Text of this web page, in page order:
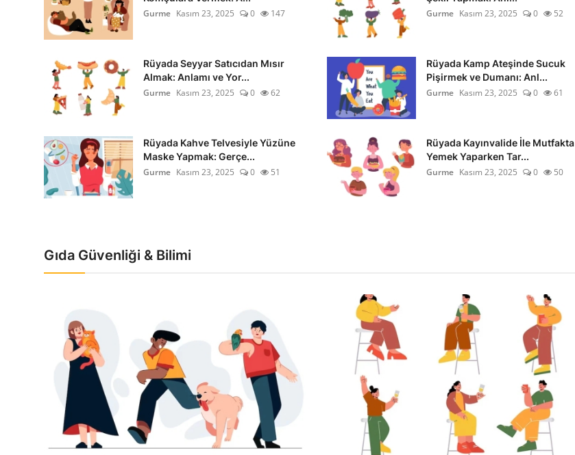
Gurme Kasım 23, 2025 0 147
Gurme Kasım 23, 2025 0 52
Rüyada Seyyar Satıcıdan Mısır
Almak: Anlamı ve Yor...
Gurme Kasım 23, 2025 0 62
Rüyada Kamp Ateşinde Sucuk
Pişirmek ve Dumanı: Anl...
Gurme Kasım 23, 2025 0 61
Rüyada Kahve Telvesiyle Yüzüne
Maske Yapmak: Gerçe...
Gurme Kasım 23, 2025 0 51
Rüyada Kayınvalide İle Mutfakta
Yemek Yaparken Tar...
Gurme Kasım 23, 2025 0 50
Gıda Güvenliği & Bilimi